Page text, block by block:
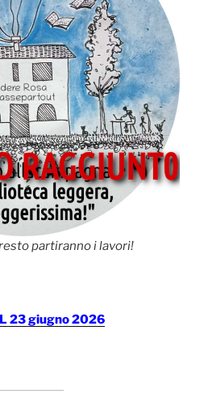
partiranno i lavori!
23 giugno 2026